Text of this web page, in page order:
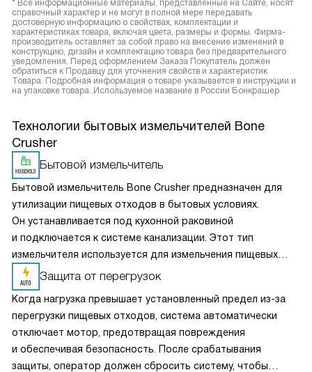
* Все информационные материалы, представленные на Сайте, носят
справочный характер и не могут в полной мере передавать
достоверную информацию о свойствах, комплектации и
характеристиках товара, включая цвета, размеры и формы. Фирма-
производитель оставляет за собой право на внесение изменений в
конструкцию, дизайн и комплектацию товара без предварительного
уведомления. Перед оформлением Заказа Покупатель должен
обратиться к Продавцу для уточнения свойств и характеристик
Товара. Подробная информация о товаре указывается в инструкции и
на упаковке товара. Используемое название в России Бонкрашер
Технологии бытовых измельчителей Bone
Crusher
Бытовой измельчитель
Бытовой измельчитель Bone Crusher предназначен для
утилизации пищевых отходов в бытовых условиях.
Он устанавливается под кухонной раковиной
и подключается к системе канализации. Этот тип
измельчителя используется для измельчения пищевых
отходов, таких как фрукты, овощи, остатки еды и т. д.,
и превращает их в жидкую массу, которая затем
смывается по канализации. Бытовые измельчители Bone
Crusher обеспечивают удобство и гигиеничность в кухне,
предотвращая образование неприятных запахов
и уменьшая объем мусора.
Защита от перегрузок
Когда нагрузка превышает установленный предел из-за
перегрузки пищевых отходов, система автоматически
отключает мотор, предотвращая повреждения
и обеспечивая безопасность. После срабатывания
защиты, оператор должен сбросить систему, чтобы